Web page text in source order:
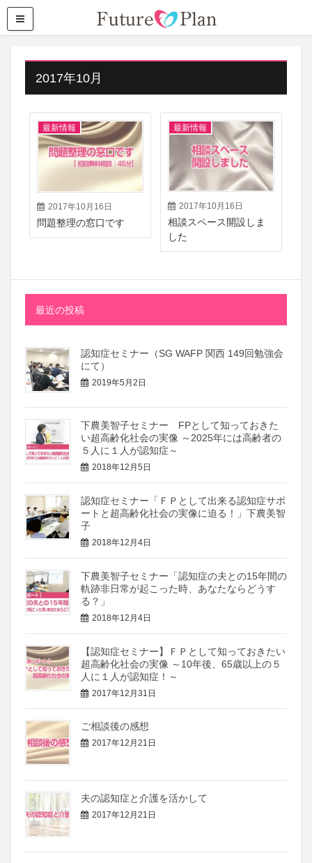
2017年10月
2017年10月16日
最新情報
問題整理の窓口です
2017年10月16日
最新情報
相談スペース開設しま
した
最近の投稿
認知症セミナー（SG WAFP 関西 149回勉強会
にて）
2019年5月2日
下農美智子セミナー FPとして知っておきた
い超高齢化社会の実像 ～2025年には高齢者の
５人に１人が認知症～
2018年12月5日
認知症セミナー「ＦＰとして出来る認知症サポ
ートと超高齢化社会の実像に迫る！」下農美智
子
2018年12月4日
下農美智子セミナー「認知症の夫との15年間の
軌跡非日常が起こった時、あなたならどうす
る？」
2018年12月4日
【認知症セミナー】ＦＰとして知っておきたい
超高齢化社会の実像 ～10年後、65歳以上の５
人に１人が認知症！～
2017年12月31日
ご相談後の感想
2017年12月21日
夫の認知症と介護を活かして
2017年12月21日